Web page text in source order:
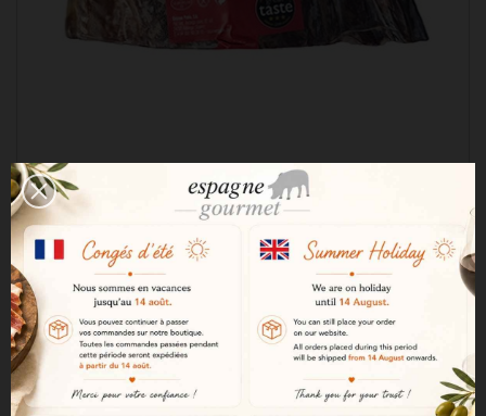
Сечина 1,9 кг
116,05 €
 ДОБАВЯНЕ В КОЛИЧКАТА